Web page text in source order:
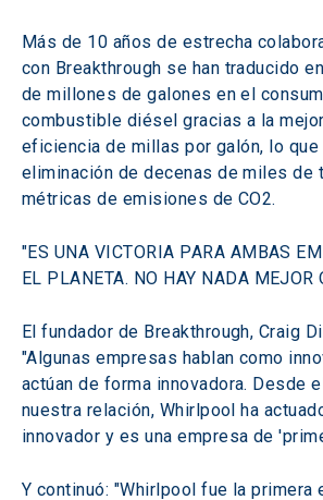
Más de 10 años de estrecha
con Breakthrough se han traducido
de millones de galones en el
combustible diésel gracias a la
eficiencia de millas por galón, lo que
eliminación de decenas de miles de
métricas de emisiones de CO2.
"ES UNA VICTORIA PARA AMBAS
EL PLANETA. NO HAY NADA MEJOR
El fundador de Breakthrough, Craig
"Algunas empresas hablan como
actúan de forma innovadora. Desde
nuestra relación, Whirlpool ha
innovador y es una empresa de
Y continuó: "Whirlpool fue la primera